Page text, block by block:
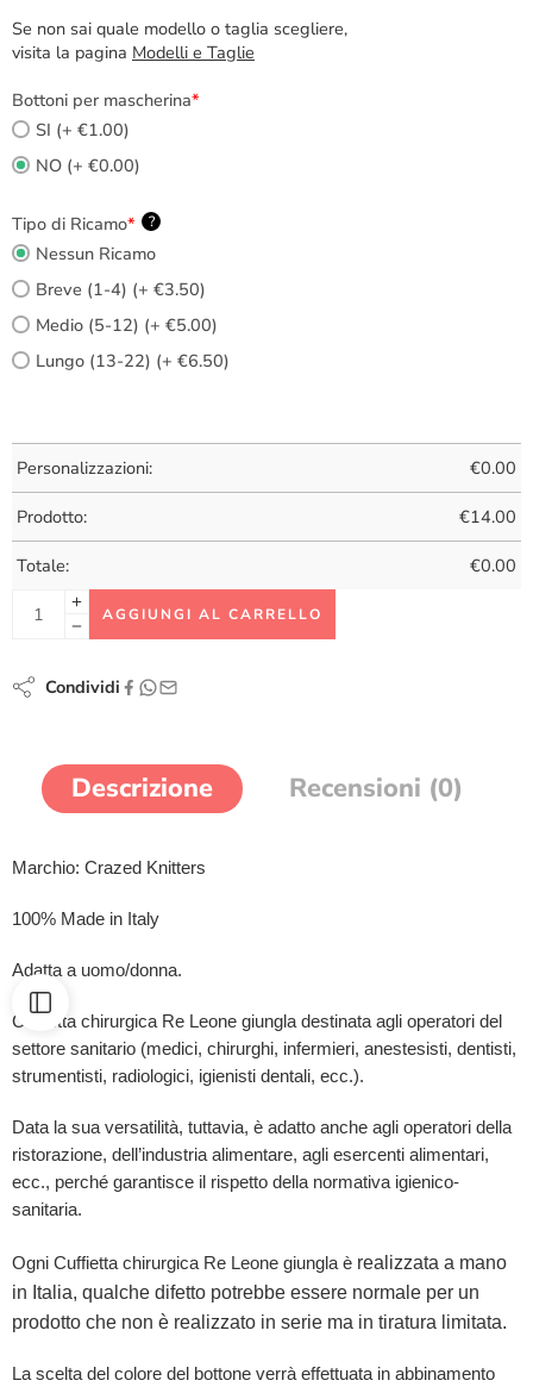
Se non sai quale modello o taglia scegliere,
visita la pagina Modelli e Taglie
Bottoni per mascherina*
SI (+ €1.00)
NO (+ €0.00)
Tipo di Ricamo* ?
Nessun Ricamo
Breve (1-4) (+ €3.50)
Medio (5-12) (+ €5.00)
Lungo (13-22) (+ €6.50)
Personalizzazioni: €0.00
Prodotto: €14.00
Totale: €0.00
AGGIUNGI AL CARRELLO
Condividi
Descrizione Recensioni (0)
Marchio: Crazed Knitters
100% Made in Italy
Adatta a uomo/donna.
Cuffietta chirurgica Re Leone giungla destinata agli operatori del
settore sanitario (medici, chirurghi, infermieri, anestesisti, dentisti,
strumentisti, radiologici, igienisti dentali, ecc.).
Data la sua versatilità, tuttavia, è adatto anche agli operatori della
ristorazione, dell’industria alimentare, agli esercenti alimentari,
ecc., perché garantisce il rispetto della normativa igienico-
sanitaria.
Ogni Cuffietta chirurgica Re Leone giungla è realizzata a mano
in Italia, qualche difetto potrebbe essere normale per un
prodotto che non è realizzato in serie ma in tiratura limitata.
La scelta del colore del bottone verrà effettuata in abbinamento